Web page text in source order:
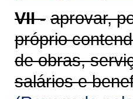
VII - aprovar,
próprio
de obras,
salários e